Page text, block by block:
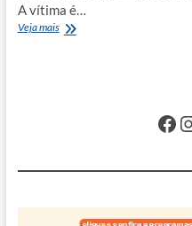
A vítima é…
Veja maisTurista
Ilhabela